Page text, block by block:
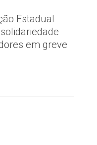
Estadual
em greve